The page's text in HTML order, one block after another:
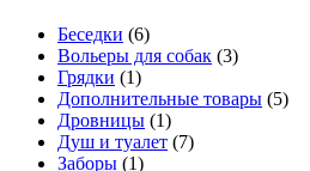
Беседки (6)
Вольеры для собак (3)
Грядки (1)
Дополнительные товары (5)
Дровницы (1)
Душ и туалет (7)
Заборы (1)